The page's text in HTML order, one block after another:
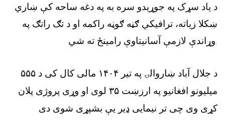
د یاد سړک په جوړېدو سره به په دغه ساحه کې ښاري
ښکلا زیاته، ترافیکي ګڼه ګوڼه راکمه او د تګ راتګ په
وړاندې لازمې آسانیتاوې رامینځ ته شي.
د جلال آباد ښاروالۍ په تیر ۱۴۰۴ مالی کال کی د ۵۵۵
میلیونو افغانیو په ارزښت ۳۵ لوی او وړی پروژی پلان
کړی وی چی تر نیمایی ډیر یې بشپړی شوی دی